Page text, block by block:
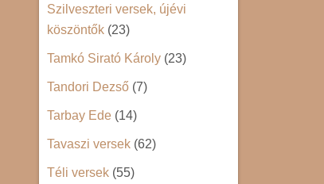
Szilveszteri versek, újévi
köszöntők (23)
Tamkó Sirató Károly (23)
Tandori Dezső (7)
Tarbay Ede (14)
Tavaszi versek (62)
Téli versek (55)